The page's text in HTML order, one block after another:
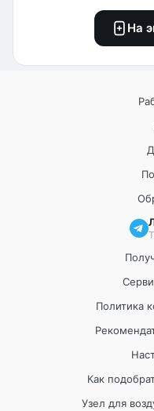
На
Политика
Как
Узел для